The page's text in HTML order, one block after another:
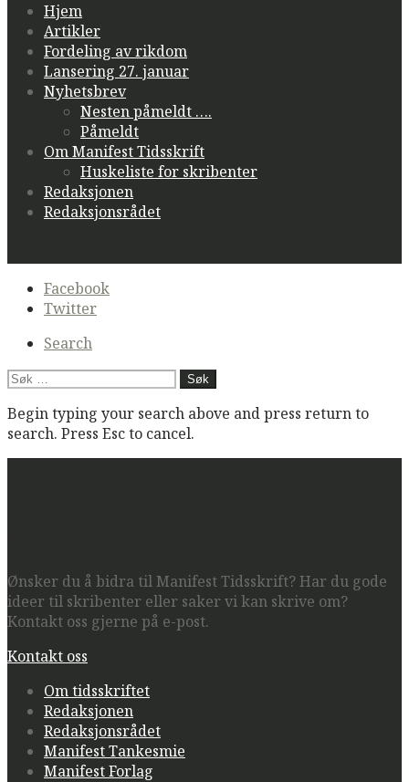
Hjem
Artikler
Fordeling av rikdom
Lansering 27. januar
Nyhetsbrev
Nesten påmeldt ….
Påmeldt
Om Manifest Tidsskrift
Huskeliste for skribenter
Redaksjonen
Redaksjonsrådet
Secondary
navigation
Facebook
Twitter
Search
Søk
Begin typing your search above and press return to
search. Press Esc to cancel.
Ønsker du å bidra til Manifest Tidsskrift? Har du gode
ideer til skribenter eller saker vi kan skrive om?
Kontakt oss gjerne på e-post.
Kontakt oss
Om tidsskriftet
Redaksjonen
Redaksjonsrådet
Manifest Tankesmie
Manifest Forlag